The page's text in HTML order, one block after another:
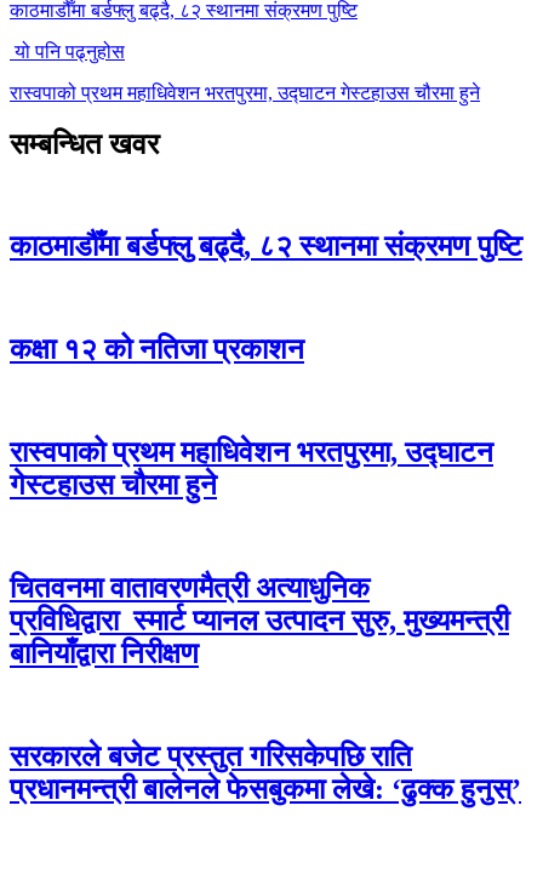
काठमाडौँमा बर्डफ्लु बढ्दै, ८२ स्थानमा संक्रमण पुष्टि
यो पनि पढ्नुहोस
रास्वपाको प्रथम महाधिवेशन भरतपुरमा, उद्घाटन गेस्टहाउस चौरमा हुने
सम्बन्धित खवर
काठमाडौँमा बर्डफ्लु बढ्दै, ८२ स्थानमा संक्रमण पुष्टि
कक्षा १२ को नतिजा प्रकाशन
रास्वपाको प्रथम महाधिवेशन भरतपुरमा, उद्घाटन
गेस्टहाउस चौरमा हुने
चितवनमा वातावरणमैत्री अत्याधुनिक
प्रविधिद्वारा स्मार्ट प्यानल उत्पादन सुरु, मुख्यमन्त्री
बानियाँद्वारा निरीक्षण
सरकारले बजेट प्रस्तुत गरिसकेपछि राति
प्रधानमन्त्री बालेनले फेसबुकमा लेखे: ‘ढुक्क हुनुस्’